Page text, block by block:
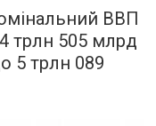
ВВП
трлн 505 млрд
5 трлн 089